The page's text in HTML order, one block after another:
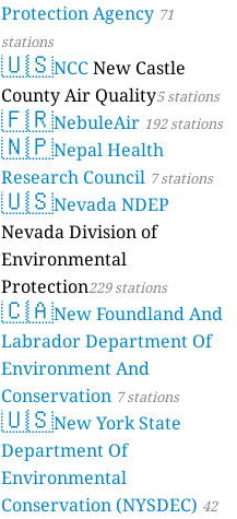
Protection Agency 71
stations
🇺🇸NCCNew Castle
County Air Quality5 stations
🇫🇷NebuleAir 192 stations
🇳🇵Nepal Health
Research Council 7 stations
🇺🇸Nevada NDEP
Nevada Division of
Environmental
Protection229 stations
🇨🇦New Foundland And
Labrador Department Of
Environment And
Conservation 7 stations
🇺🇸New York State
Department Of
Environmental
Conservation (NYSDEC) 42